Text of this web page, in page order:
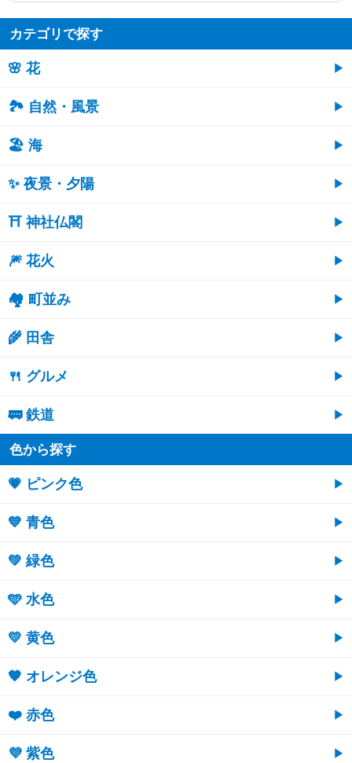
カテゴリで探す
🌸 花
🏞️ 自然・風景
🏖 海
✨ 夜景・夕陽
⛩ 神社仏閣
🎆 花火
🏘 町並み
🌾 田舎
🍴 グルメ
🚃 鉄道
色から探す
💗 ピンク色
💙 青色
💚 緑色
🩵 水色
💛 黄色
🧡 オレンジ色
❤️ 赤色
💜 紫色